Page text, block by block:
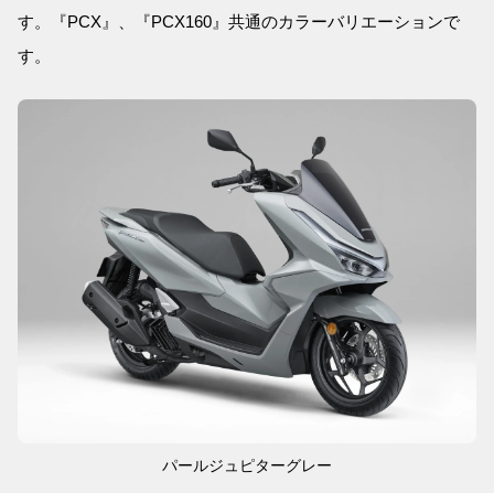
す。『PCX』、『PCX160』共通のカラーバリエーションで
す。
パールジュピターグレー